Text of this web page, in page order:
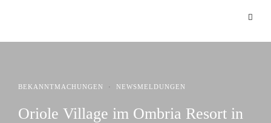
BEKANNTMACHUNGEN · NEWSMELDUNGEN
Oriole Village im Ombria Resort in